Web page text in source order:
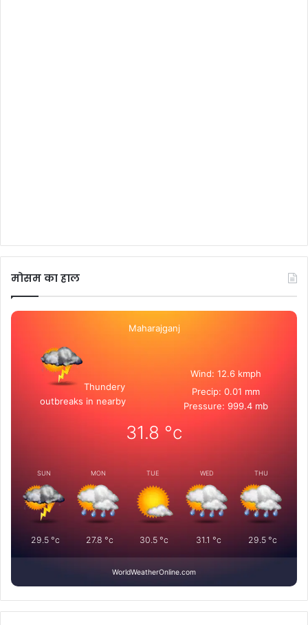
मोसम का हाल
Maharajganj
Thundery
outbreaks in nearby
Wind: 12.6 kmph
Precip: 0.01 mm
Pressure: 999.4 mb
31.8 °c
SUN
29.5°c
MON
27.8 °c
TUE
30.5°c
WED
31.1 °c
THU
29.5 °c
WorldWeatherOnline.com